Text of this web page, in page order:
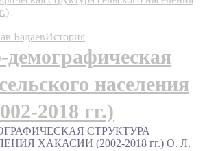
БадаевИстория
населения
2018 гг.)
СТРУКТУРА
ХАКАСИИ (2002-2018 гг.) О. Л.